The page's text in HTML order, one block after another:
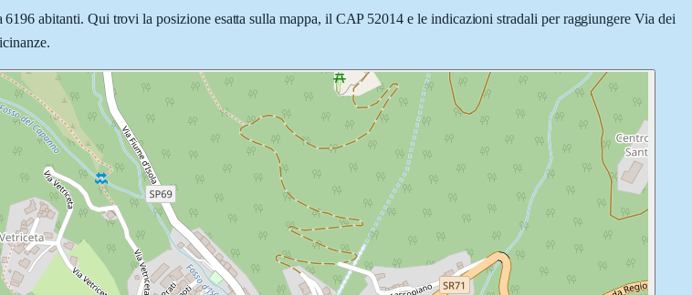
abitanti. Qui trovi la posizione esatta sulla mappa, il CAP 52014 e le indicazioni stradali per raggiungere Via dei